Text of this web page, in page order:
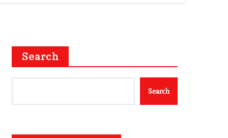
Search
Search